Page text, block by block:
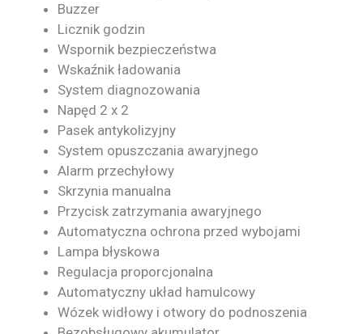
Buzzer
Licznik godzin
Wspornik bezpieczeństwa
Wskaźnik ładowania
System diagnozowania
Napęd 2 x 2
Pasek antykolizyjny
System opuszczania awaryjnego
Alarm przechyłowy
Skrzynia manualna
Przycisk zatrzymania awaryjnego
Automatyczna ochrona przed wybojami
Lampa błyskowa
Regulacja proporcjonalna
Automatyczny układ hamulcowy
Wózek widłowy i otwory do podnoszenia